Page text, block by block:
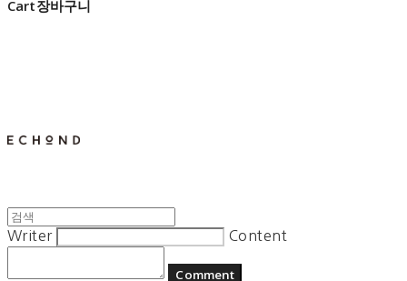
Cart장바구니
Writer Content
Comment